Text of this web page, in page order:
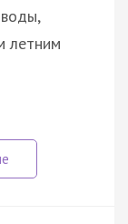
летним